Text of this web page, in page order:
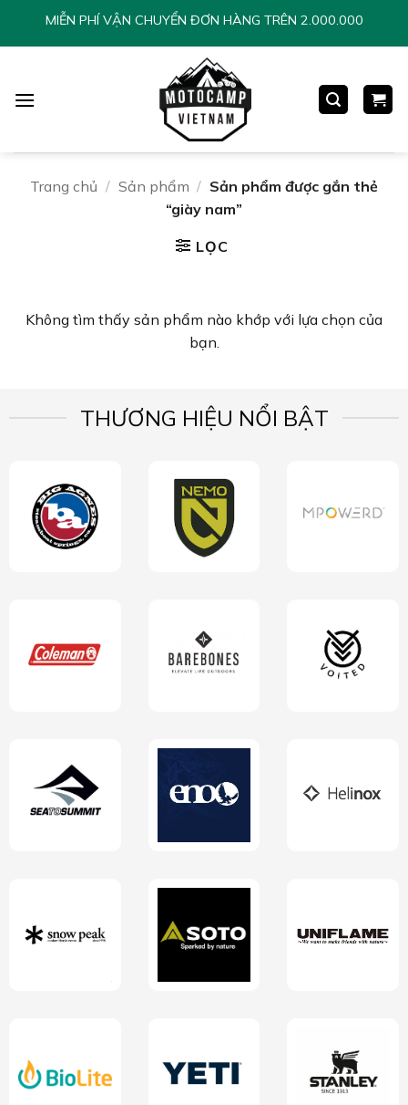
ChuyểnMIỄN PHÍ VẬN CHUYỂN ĐƠN HÀNG TRÊN 2.000.000
Trang chủ / Sản phẩm / Sản phẩm được gắn thẻ
“giày nam”
LỌC
Không tìm thấy sản phẩm nào khớp với lựa chọn của
bạn.
THƯƠNG HIỆU NỔI BẬT